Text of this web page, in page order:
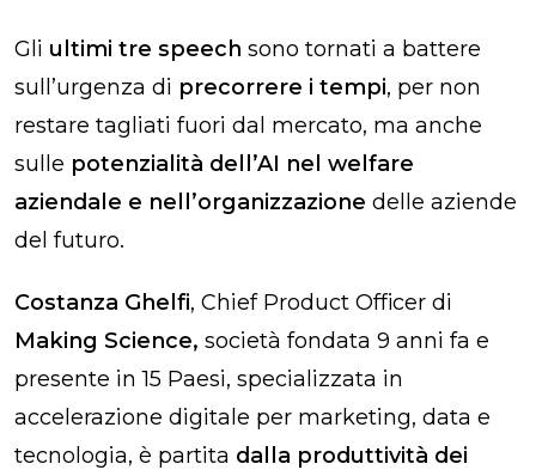
Gli ultimi tre speech sono tornati a battere
sull’urgenza di precorrere i tempi, per non
restare tagliati fuori dal mercato, ma anche
sulle potenzialità dell’AI nel welfare
aziendale e nell’organizzazione delle aziende
del futuro.
Costanza Ghelfi, Chief Product Officer di
Making Science, società fondata 9 anni fa e
presente in 15 Paesi, specializzata in
accelerazione digitale per marketing, data e
tecnologia, è partita dalla produttività dei